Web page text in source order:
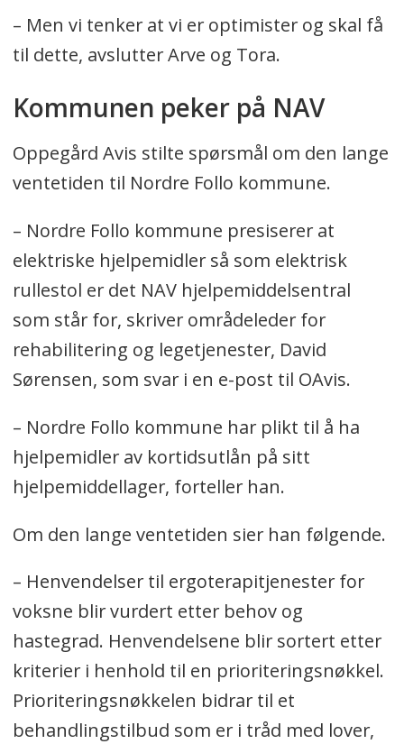
– Men vi tenker at vi er optimister og skal få
til dette, avslutter Arve og Tora.
Kommunen peker på NAV
Oppegård Avis stilte spørsmål om den lange
ventetiden til Nordre Follo kommune.
– Nordre Follo kommune presiserer at
elektriske hjelpemidler så som elektrisk
rullestol er det NAV hjelpemiddelsentral
som står for, skriver områdeleder for
rehabilitering og legetjenester, David
Sørensen, som svar i en e-post til OAvis.
– Nordre Follo kommune har plikt til å ha
hjelpemidler av kortidsutlån på sitt
hjelpemiddellager, forteller han.
Om den lange ventetiden sier han følgende.
– Henvendelser til ergoterapitjenester for
voksne blir vurdert etter behov og
hastegrad. Henvendelsene blir sortert etter
kriterier i henhold til en prioriteringsnøkkel.
Prioriteringsnøkkelen bidrar til et
behandlingstilbud som er i tråd med lover,